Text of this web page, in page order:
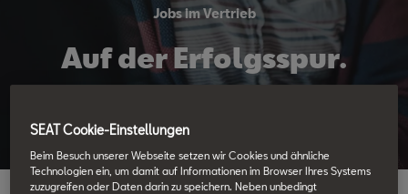
Jobs im Vertrieb
Auf der Erfolgsspur.
hier findest du spannende Aufgaben und beste Perspektiven.
SEAT Cookie-Einstellungen
Beim Besuch unserer Webseite setzen wir Cookies und ähnliche
Technologien ein, um damit auf Informationen im Browser Ihres Systems
zuzugreifen oder Daten darin zu speichern. Neben unbedingt